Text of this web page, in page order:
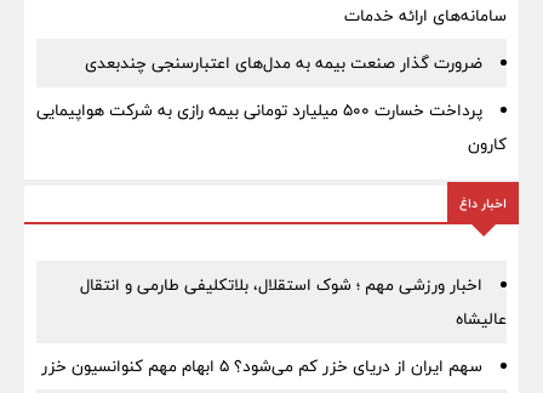
سامانه‌های ارائه خدمات
ضرورت گذار صنعت بیمه به مدل‌های اعتبارسنجی چندبعدی
پرداخت خسارت ۵۰۰ میلیارد تومانی بیمه رازی به شرکت هواپیمایی
کارون
اخبار داغ
اخبار ورزشی مهم ؛ شوک استقلال، بلاتکلیفی طارمی و انتقال
عالیشاه
سهم ایران از دریای خزر کم می‌شود؟ ۵ ابهام مهم کنوانسیون خزر